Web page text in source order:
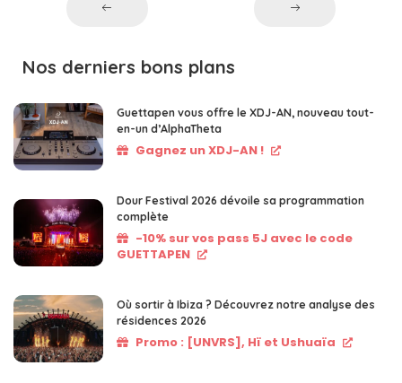
Nos derniers bons plans
Guettapen vous offre le XDJ-AN, nouveau tout-
en-un d’AlphaTheta
Gagnez un XDJ-AN !
Dour Festival 2026 dévoile sa programmation
complète
-10% sur vos pass 5J avec le code
GUETTAPEN
Où sortir à Ibiza ? Découvrez notre analyse des
résidences 2026
Promo : [UNVRS], Hï et Ushuaïa